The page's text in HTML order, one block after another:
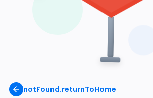
notFound.returnToHome